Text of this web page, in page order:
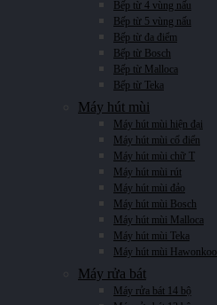
Bếp từ 4 vùng nấu
Bếp từ 5 vùng nấu
Bếp từ đa điểm
Bếp từ Bosch
Bếp từ Malloca
Bếp từ Teka
Máy hút mùi
Máy hút mùi hiện đại
Máy hút mùi cổ điển
Máy hút mùi chữ T
Máy hút mùi rút
Máy hút mùi đảo
Máy hút mùi Bosch
Máy hút mùi Malloca
Máy hút mùi Teka
Máy hút mùi Hawonkoo
Máy rửa bát
Máy rửa bát 14 bộ